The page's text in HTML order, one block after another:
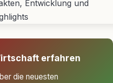
erfahren
die neuesten